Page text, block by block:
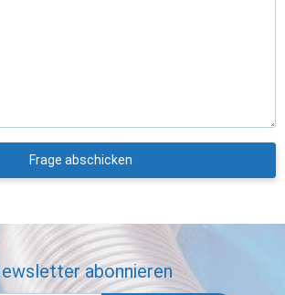
Frage abschicken
abonnieren